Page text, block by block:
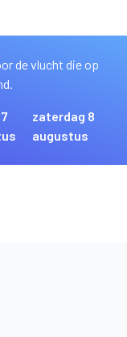
de vlucht die op
zaterdag 8
augustus